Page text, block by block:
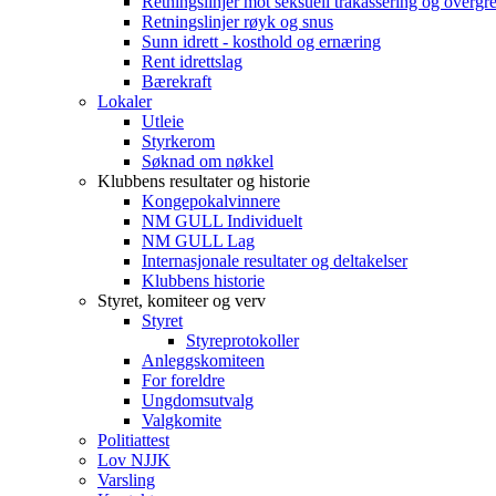
Retningslinjer røyk og snus
Sunn idrett - kosthold og ernæring
Rent idrettslag
Bærekraft
Lokaler
Utleie
Styrkerom
Søknad om nøkkel
Klubbens resultater og historie
Kongepokalvinnere
NM GULL Individuelt
NM GULL Lag
Internasjonale resultater og deltakelser
Klubbens historie
Styret, komiteer og verv
Styret
Styreprotokoller
Anleggskomiteen
For foreldre
Ungdomsutvalg
Valgkomite
Politiattest
Lov NJJK
Varsling